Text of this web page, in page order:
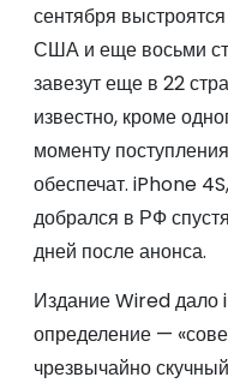
сентября
США и еще восьми
завезут еще в 22
известно, кроме
моменту
обеспечат. iPhone
добрался в РФ
дней после анонса.
Издание Wired дало
определение —
чрезвычайно